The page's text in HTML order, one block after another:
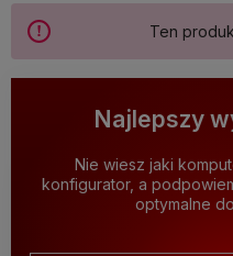
Ten
Najlepszy
Nie wiesz jaki
konfigurator, a
optymalne